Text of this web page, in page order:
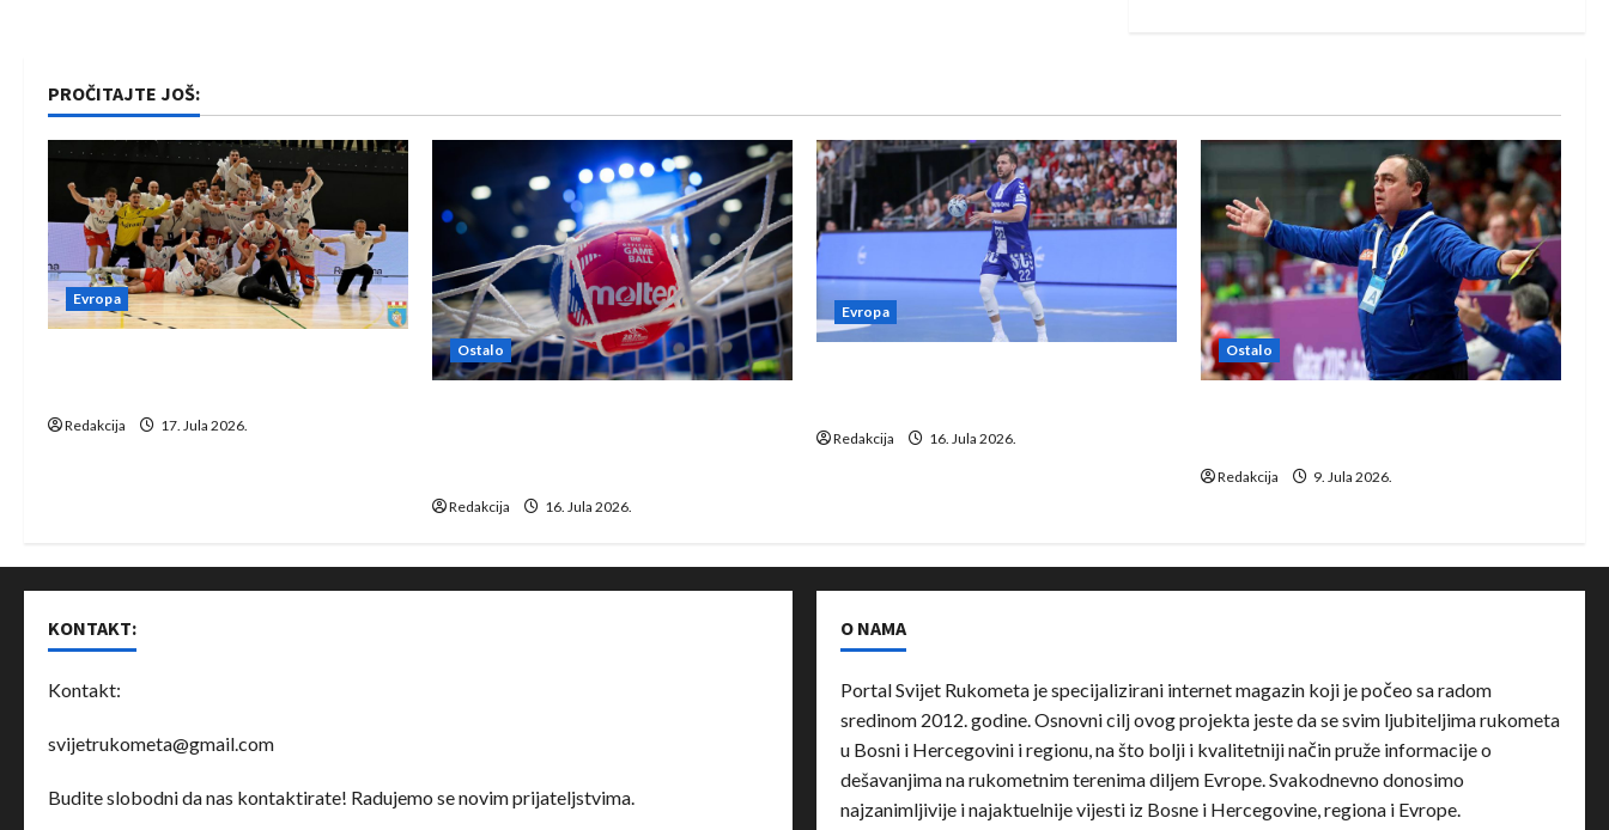
PROČITAJTE JOŠ:
Evropa
Redakcija 17. Jula 2026.
Ostalo
Redakcija 16. Jula 2026.
Evropa
Redakcija 16. Jula 2026.
Ostalo
Redakcija 9. Jula 2026.
KONTAKT:
Kontakt:
svijetrukometa@gmail.com
Budite slobodni da nas kontaktirate! Radujemo se novim prijateljstvima.
O NAMA
Portal Svijet Rukometa je specijalizirani internet magazin koji je počeo sa radom
sredinom 2012. godine. Osnovni cilj ovog projekta jeste da se svim ljubiteljima rukometa
u Bosni i Hercegovini i regionu, na što bolji i kvalitetniji način pruže informacije o
dešavanjima na rukometnim terenima diljem Evrope. Svakodnevno donosimo
najzanimljivije i najaktuelnije vijesti iz Bosne i Hercegovine, regiona i Evrope.